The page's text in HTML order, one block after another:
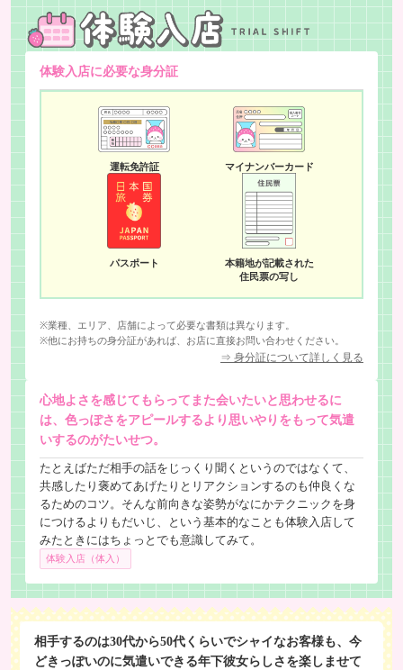
体験入店に必要な身分証
運転免許証 マイナンバーカード
パスポート
本籍地が記載された
住民票の写し
※業種、エリア、店舗によって必要な書類は異なります。
※他にお持ちの身分証があれば、お店に直接お問い合わせください。
⇒ 身分証について詳しく見る
心地よさを感じてもらってまた会いたいと思わせるに
は、色っぽさをアピールするより思いやりをもって気遣
いするのがたいせつ。
たとえばただ相手の話をじっくり聞くというのではなくて、
共感したり褒めてあげたりとリアクションするのも仲良くな
るためのコツ。そんな前向きな姿勢がなにかテクニックを身
につけるよりもだいじ、という基本的なことも体験入店して
みたときにはちょっとでも意識してみて。
体験入店（体入）
相手するのは30代から50代くらいでシャイなお客様も、今
どきっぽいのに気遣いできる年下彼女らしさを楽しませて